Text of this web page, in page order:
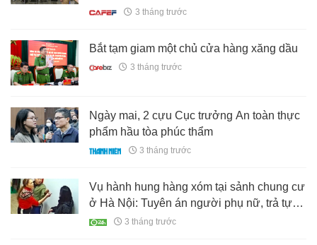
3 tháng trước
Bắt tạm giam một chủ cửa hàng xăng dầu
3 tháng trước
Ngày mai, 2 cựu Cục trưởng An toàn thực
phẩm hầu tòa phúc thẩm
3 tháng trước
Vụ hành hung hàng xóm tại sảnh chung cư
ở Hà Nội: Tuyên án người phụ nữ, trả tự
do ngay tại tòa
3 tháng trước